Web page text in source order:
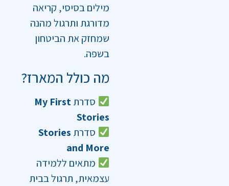
מילים בסיסי, קריאה
מדורגת ותרגול מהנה
שמחזק את הביטחון
בשפה.
מה כולל המארז?
סדרתMy First
Stories
סדרת Stories
and More
מתאים ללמידה
עצמאית, תרגול בבית